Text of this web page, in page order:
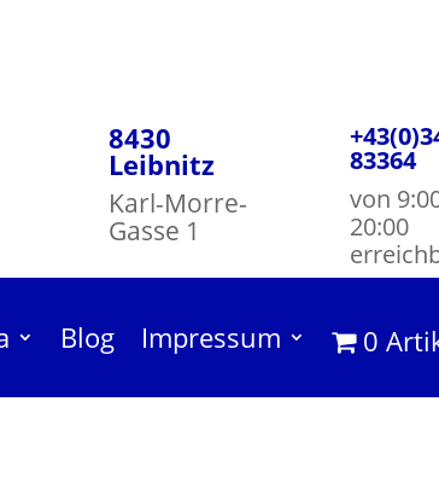
8430
Leibnitz
Karl-Morre-
Gasse 1
83364
von
20:00
Blog Impressum 0